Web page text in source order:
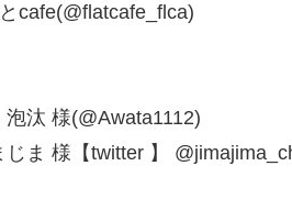
cafe(@flatcafe_flca)
汰 様(@Awata1112)
じま 様【twitter 】